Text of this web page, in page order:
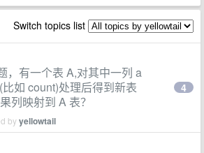
Switch topics list
，有一个表 A,对其中一列 a
如 count)处理后得到新表
列映射到 A 表？
byyellowtail
4